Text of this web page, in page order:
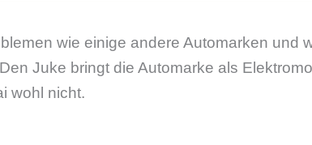
wie einige andere Automarken und
Juke bringt die Automarke als
wohl nicht.